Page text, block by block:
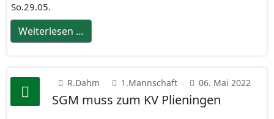
So.29.05.
Weiterlesen …
R.Dahm 1.Mannschaft 06. Mai 2022
SGM muss zum KV Plieningen